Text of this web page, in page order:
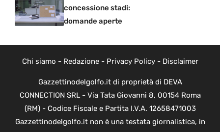
concessione stadi:
domande aperte
Chi siamo - Redazione- Privacy Policy- Disclaimer
Gazzettinodelgolfo.it di proprietà di DEVA
CONNECTION SRL - Via Tata Giovanni 8, 00154 Roma
(RM) - Codice Fiscale e Partita I.V.A. 12658471003
Gazzettinodelgolfo.it non è una testata giornalistica, in